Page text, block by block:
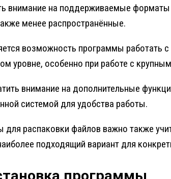
внимание на поддерживаемые
менее распространённые.
возможность программы работать
уровне, особенно при работе с
внимание на дополнительные
системой для удобства работы.
распаковки файлов важно также
подходящий вариант для
программы